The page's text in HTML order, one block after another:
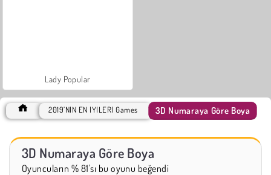
Lady Popular
2019’NİN EN İYİLERİ Games 3D Numaraya Göre Boya
3D Numaraya Göre Boya
Oyuncuların % 81'sı bu oyunu beğendi